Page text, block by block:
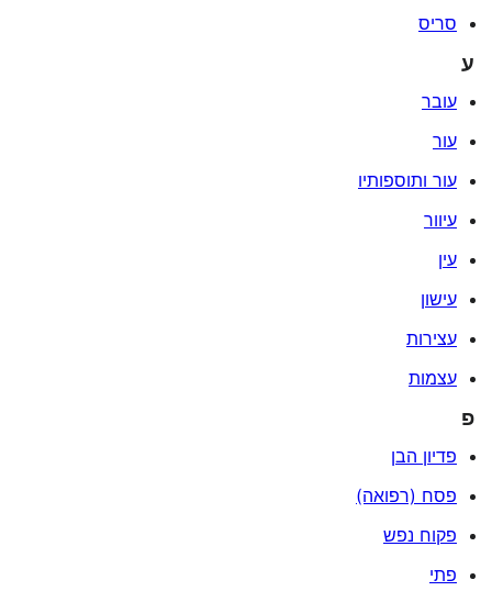
סריס
ע
עובר
עור
עור ותוספותיו
עיוור
עין
עישון
עצירות
עצמות
פ
פדיון הבן
פסח (רפואה)
פקוח נפש
פתי